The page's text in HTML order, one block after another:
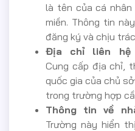
là tên của cá
miền. Thông tin
đăng ký và chịu
Địa chỉ liên hệ
Cung cấp địa chỉ,
quốc gia của chủ
trong trường hợp
Thông tin về
Trường này hiển